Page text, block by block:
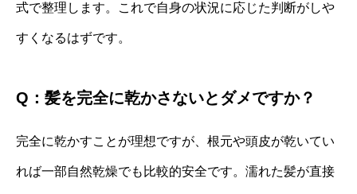
式で整理します。これで自身の状況に応じた判断がしや
すくなるはずです。
Q：髪を完全に乾かさないとダメですか？
完全に乾かすことが理想ですが、根元や頭皮が乾いてい
れば一部自然乾燥でも比較的安全です。濡れた髪が直接